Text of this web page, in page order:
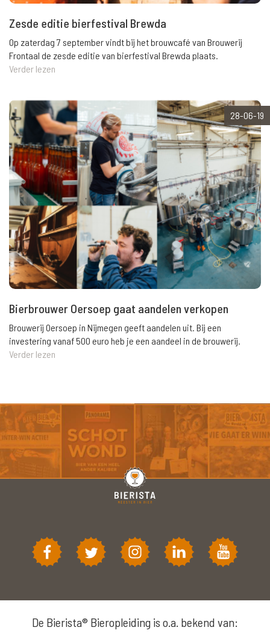
Zesde editie bierfestival Brewda
Op zaterdag 7 september vindt bij het brouwcafé van Brouwerij
Frontaal de zesde editie van bierfestival Brewda plaats.
Verder lezen
28-06-19
Bierbrouwer Oersoep gaat aandelen verkopen
Brouwerij Oersoep in Nijmegen geeft aandelen uit. Bij een
investering vanaf 500 euro heb je een aandeel in de brouwerij.
Verder lezen
De Bierista® Bieropleiding is o.a. bekend van: